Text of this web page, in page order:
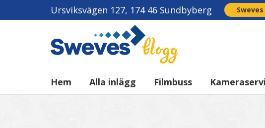
Ursviksvägen 127, 174 46 Sundbyberg
Hem Alla inlägg Filmbuss